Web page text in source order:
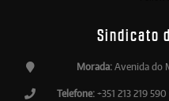
Sindicato
Morada:Avenida do
Telefone: +351 213 219